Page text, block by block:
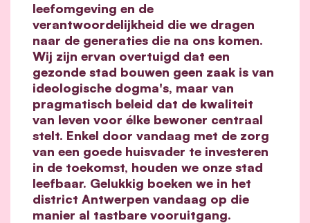
leefomgeving en de
verantwoordelijkheid die we dragen
naar de generaties die na ons komen.
Wij zijn ervan overtuigd dat een
gezonde stad bouwen geen zaak is van
ideologische dogma's, maar van
pragmatisch beleid dat de kwaliteit
van leven voor élke bewoner centraal
stelt. Enkel door vandaag met de zorg
van een goede huisvader te investeren
in de toekomst, houden we onze stad
leefbaar. Gelukkig boeken we in het
district Antwerpen vandaag op die
manier al tastbare vooruitgang.